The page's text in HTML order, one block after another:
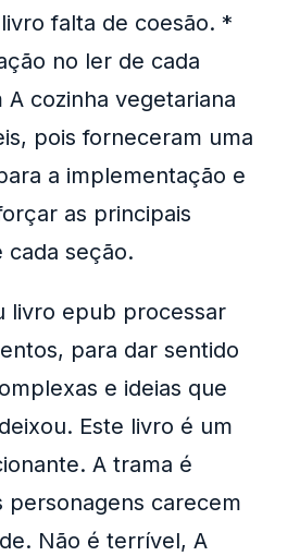
falta de coesão. *
no ler de cada
cozinha vegetariana
pois forneceram uma
a implementação e
as principais
cada seção.
livro epub processar
para dar sentido
e ideias que
Este livro é um
A trama é
personagens carecem
Não é terrível, A